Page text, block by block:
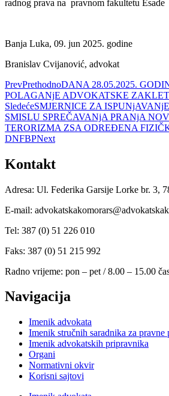
radnog prava na pravnom fakultetu Esade
Banja Luka, 09. jun 2025. godine
Branislav Cvijanović, advokat
PrevPrethodnoDANA 28.05.2025.
POLAGANjE ADVOKATSKE
SledećeSMJERNICE ZA
SMISLU SPREČAVANjA PRANjA
TERORIZMA ZSA ODREĐENA
DNFBPNext
Kontakt
Adresa: Ul. Federika Garsije Lorke br. 3,
E-mail:
Tel: 387 (0) 51 226 010
Faks: 387 (0) 51 215 992
Radno vrijeme: pon – pet / 8.00 – 15.00
Navigacija
Imenik advokata
Imenik stručnih saradnika za pravne
Imenik advokatskih pripravnika
Organi
Normativni okvir
Korisni sajtovi